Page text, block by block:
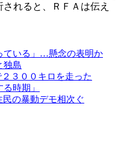
れると、ＲＦＡは伝え
ている」…懸念の表明か
独島
３００キロを走った
時期」
の暴動デモ相次ぐ